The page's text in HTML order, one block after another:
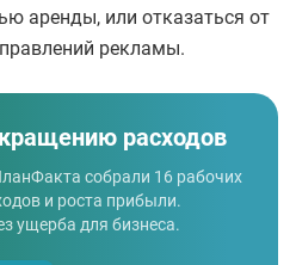
аренды, или отказаться от
рекламы.
расходов
собрали 16 рабочих
и роста прибыли.
ущерба для бизнеса.